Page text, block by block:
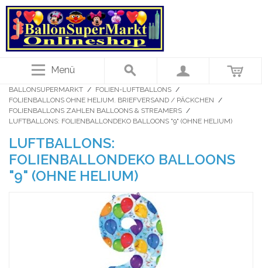
Menü
BALLONSUPERMARKT / FOLIEN-LUFTBALLONS /
FOLIENBALLONS OHNE HELIUM. BRIEFVERSAND / PÄCKCHEN /
FOLIENBALLONS ZAHLEN BALLOONS & STREAMERS /
LUFTBALLONS: FOLIENBALLONDEKO BALLOONS "9" (OHNE HELIUM)
LUFTBALLONS:
FOLIENBALLONDEKO BALLOONS
"9" (OHNE HELIUM)